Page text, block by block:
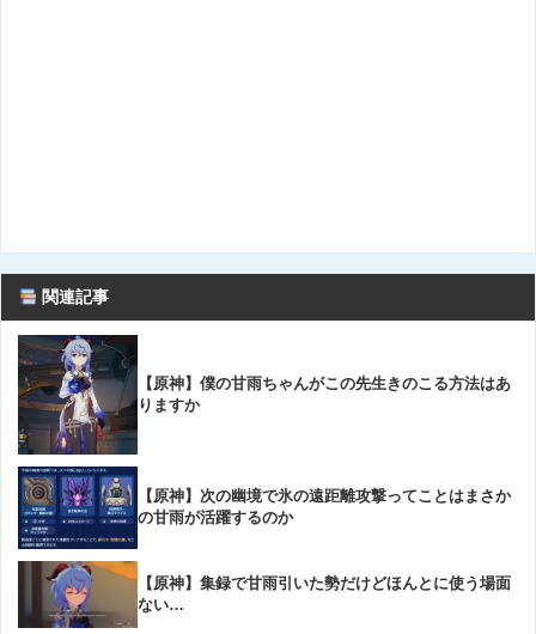
関連記事
【原神】僕の甘雨ちゃんがこの先生きのこる方法はあ
りますか
【原神】次の幽境で氷の遠距離攻撃ってことはまさか
の甘雨が活躍するのか
【原神】集録で甘雨引いた勢だけどほんとに使う場面
ない…